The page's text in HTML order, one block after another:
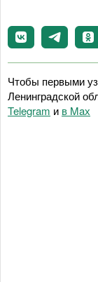
Чтобы первыми
Ленинградской
Telegram и в Maх